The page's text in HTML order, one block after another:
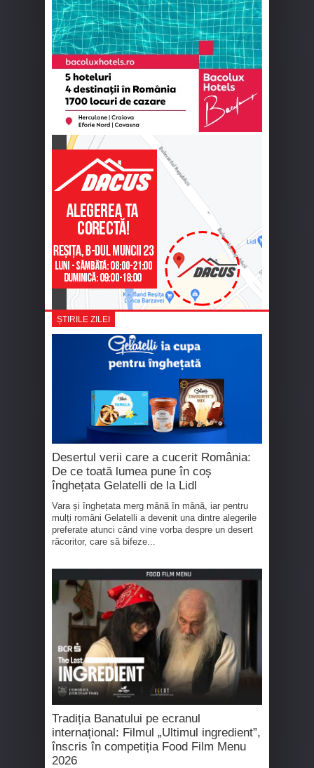
ȘTIRILE ZILEI
Desertul verii care a cucerit România:
De ce toată lumea pune în coș
înghețata Gelatelli de la Lidl
Vara și înghețata merg mână în mână, iar pentru
mulți români Gelatelli a devenit una dintre alegerile
preferate atunci când vine vorba despre un desert
răcoritor, care să bifeze...
Tradiția Banatului pe ecranul
internațional: Filmul „Ultimul ingredient”,
înscris în competiția Food Film Menu
2026